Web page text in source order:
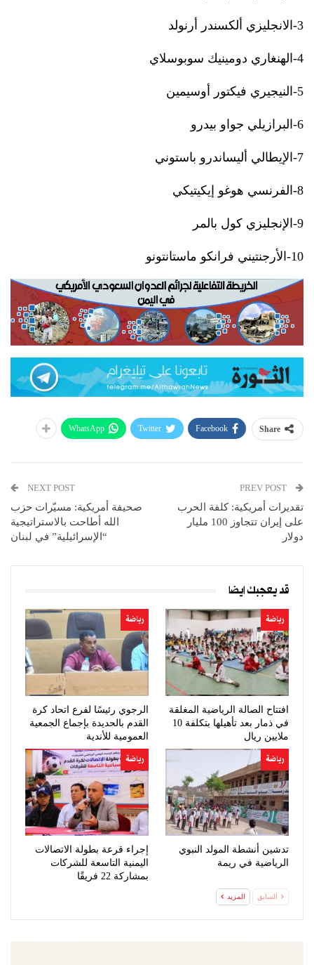
3-الانجليزي ألكسندر أرنولد
4-الهنغاري دومينيك سوبوسلاي
5-النيجيري فيكتور أوسيمين
6-البرازيلي جواو بيدرو
7-الإيطالي أليساندرو باستوني
8-الفرنسي هوغو إيكيتيكي
9-الإنجليزي كول بالمر
10-الأرجنتيني فرانكو ماستانتونو
Share
Facebook
Twitter
WhatsApp
تقديرات أمريكية: كلفة الحرب
على إيران تتجاوز 100 مليار
دولار
NEXT POST
صحيفة أمريكية: مسيّرات حزب
الله أطاحت بالاستراتيجية
“الإسرائيلية” في لبنان
قد يعجبك ايضا
رياضة
افتتاح الصالة الرياضية المغلقة
في ذمار بعد تأهيلها بتكلفة 10
ملايين ريال
رياضة
الرجوي رئيسًا لفرع اتحاد كرة
القدم بالحديدة بإجماع الجمعية
العمومية للأندية
رياضة
تدشين أنشطة المولد النبوي
الرياضية في ريمة
رياضة
إجراء قرعة بطولة الاتصالات
اليمنية التاسعة للشركات
بمشاركة 22 فريقًا
السابق المزيد